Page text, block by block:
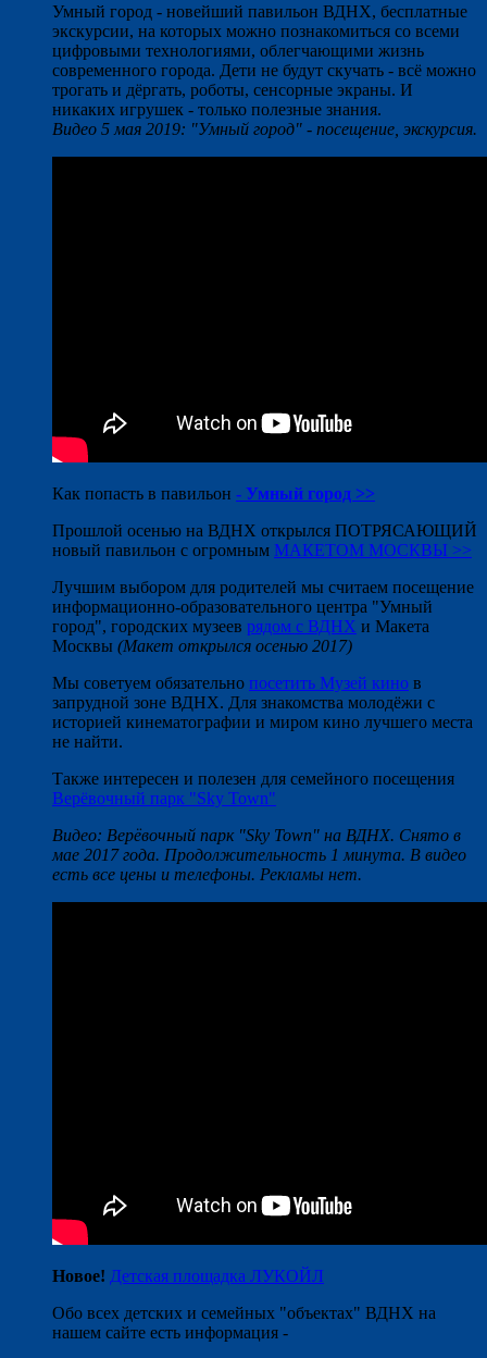
Умный город - новейший павильон ВДНХ, бесплатные
экскурсии, на которых можно познакомиться со всеми
цифровыми технологиями, облегчающими жизнь
современного города. Дети не будут скучать - всё можно
трогать и дёргать, роботы, сенсорные экраны. И
никаких игрушек - только полезные знания.
Видео 5 мая 2019: "Умный город" - посещение, экскурсия.
Как попасть в павильон - Умный город >>
Прошлой осенью на ВДНХ открылся ПОТРЯСАЮЩИЙ
новый павильон с огромным МАКЕТОМ МОСКВЫ >>
Лучшим выбором для родителей мы считаем посещение
информационно-образовательного центра "Умный
город", городских музеев рядом с ВДНХ и Макета
Москвы (Макет открылся осенью 2017)
Мы советуем обязательно посетить Музей кино в
запрудной зоне ВДНХ. Для знакомства молодёжи с
историей кинематографии и миром кино лучшего места
не найти.
Также интересен и полезен для семейного посещения
Верёвочный парк "Sky Town"
Видео: Верёвочный парк "Sky Town" на ВДНХ. Снято в
мае 2017 года. Продолжительность 1 минута. В видео
есть все цены и телефоны. Рекламы нет.
Новое! Детская площадка ЛУКОЙЛ
Обо всех детских и семейных "объектах" ВДНХ на
нашем сайте есть информация -